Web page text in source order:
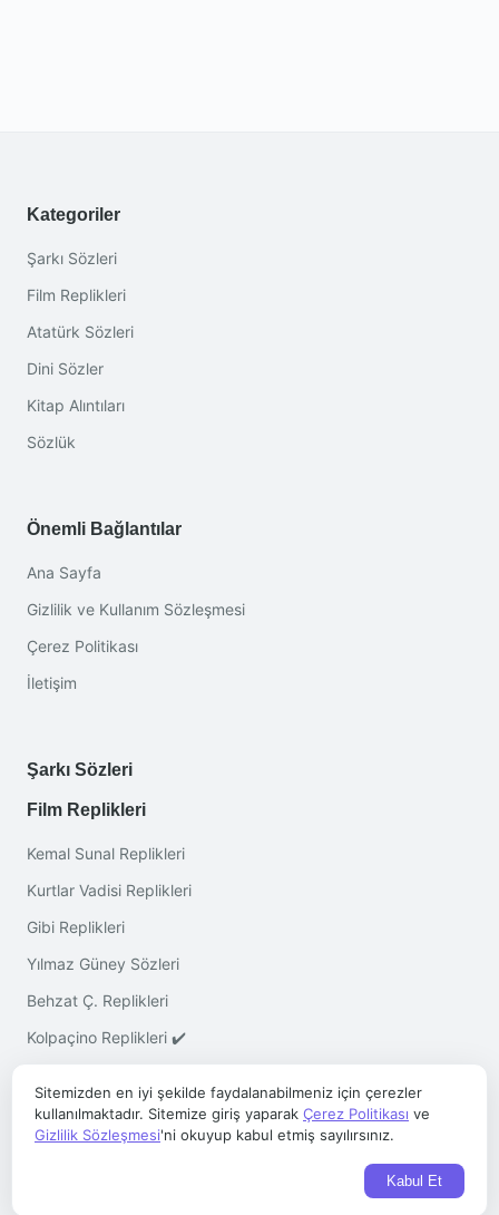
Kategoriler
Şarkı Sözleri
Film Replikleri
Atatürk Sözleri
Dini Sözler
Kitap Alıntıları
Sözlük
Önemli Bağlantılar
Ana Sayfa
Gizlilik ve Kullanım Sözleşmesi
Çerez Politikası
İletişim
Şarkı Sözleri
Film Replikleri
Kemal Sunal Replikleri
Kurtlar Vadisi Replikleri
Gibi Replikleri
Yılmaz Güney Sözleri
Behzat Ç. Replikleri
Kolpaçino Replikleri ✔️
- Her Hakkı Saklıdır
Sitemizden en iyi şekilde faydalanabilmeniz için çerezler
kullanılmaktadır. Sitemize giriş yaparak Çerez Politikası ve
Gizlilik Sözleşmesi'ni okuyup kabul etmiş sayılırsınız.
Kabul Et